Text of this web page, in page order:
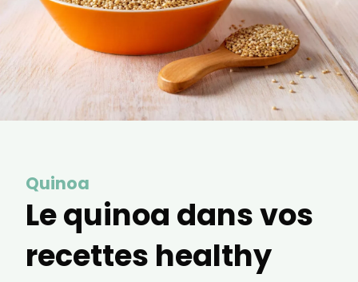
Quinoa
Le quinoa dans vos
recettes healthy
Je consens à ce que la société Digital
Prisma Players analyse le taux d'ouverture
des courriels pour mesurer et optimiser les
performances des campagnes. Nous
pourrons savoir si vous ouvrez les
courriels, l'heure à laquelle vous le faites
ainsi que des informations sur le terminal
que vous utilisez. Pour en savoir plus sur
ces traceurs, voir notrepolitique de
confidentialité.
Votre adresse email sera utilisée par Digital Prisma Players
pour vous envoyer votre newsletter contenant des offres
désinscrire en utilisant le lien de désabonnement intégré
dans la newsletter. Pour en savoir plus et exercer vos droits,
prenez connaissance de notre
Charte de Confidentialité.